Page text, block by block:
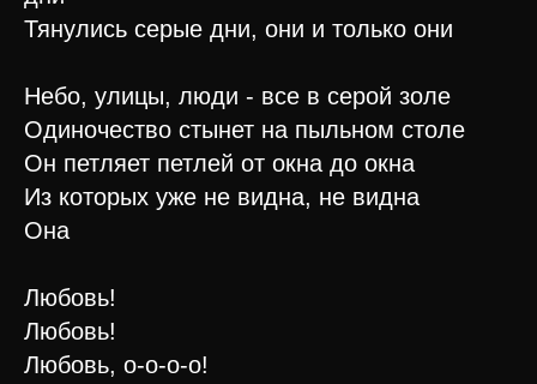
Тянулись серые дни, они и только они
Небо, улицы, люди - все в серой золе
Одиночество стынет на пыльном столе
Он петляет петлей от окна до окна
Из которых уже не видна, не видна
Она
Любовь!
Любовь!
Любовь, о-о-о-о!